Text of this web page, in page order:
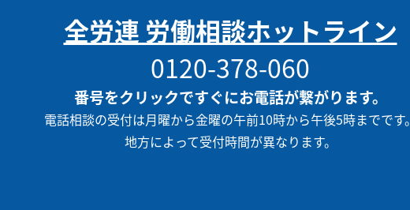
全労連 労働相談ホットライン
0120-378-060
番号をクリックですぐにお電話が繋がります。
電話相談の受付は月曜から金曜の午前10時から午後5時までです。
地方によって受付時間が異なります。